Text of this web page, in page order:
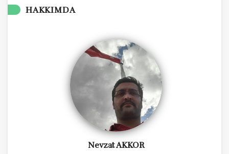
HAKKIMDA
Nevzat AKKOR